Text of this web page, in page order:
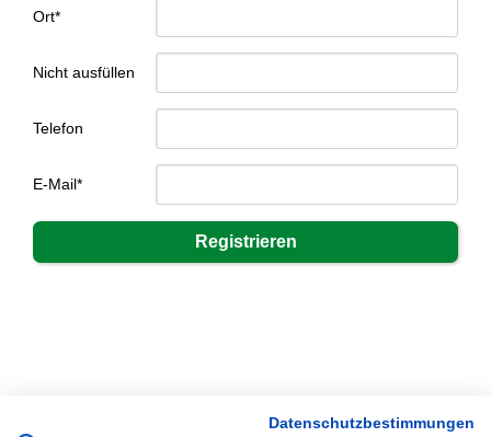
Ort*
Nicht ausfüllen
Telefon
E-Mail*
Datenschutzbestimmungen